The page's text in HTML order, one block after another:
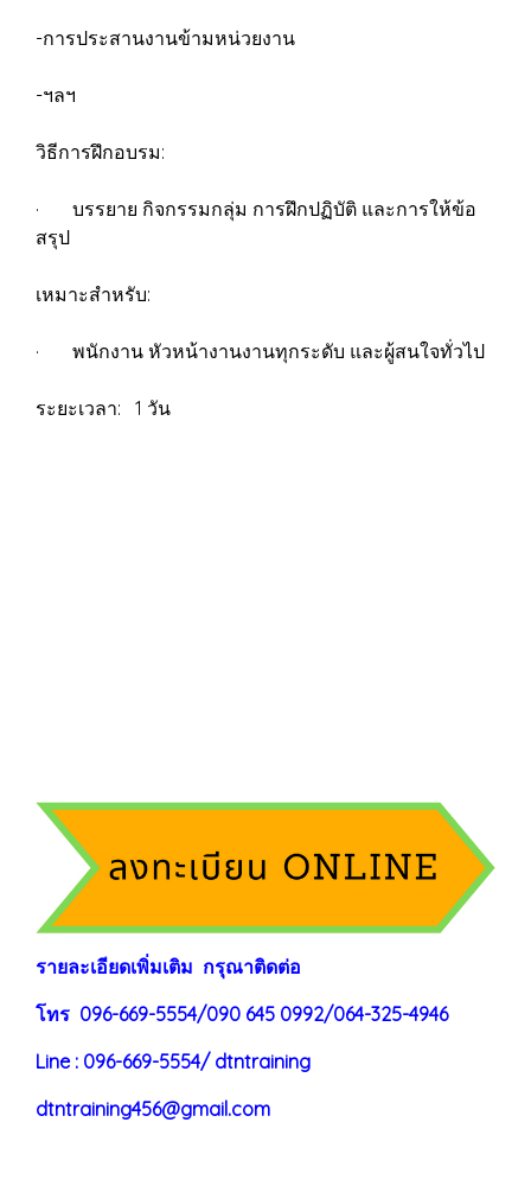
-การประสานงานข้ามหน่วยงาน
-ฯลฯ
วิธีการฝึกอบรม:
· บรรยาย กิจกรรมกลุ่ม การฝึกปฏิบัติ และการให้ข้อ
สรุป
เหมาะสำหรับ:
· พนักงาน หัวหน้างานงานทุกระดับ และผู้สนใจทั่วไป
ระยะเวลา: 1 วัน
รายละเอียดเพิ่มเติม กรุณาติดต่อ
โทร 096-669-5554/090 645 0992/064-325-4946
Line : 096-669-5554/ dtntraining
dtntraining456@gmail.com